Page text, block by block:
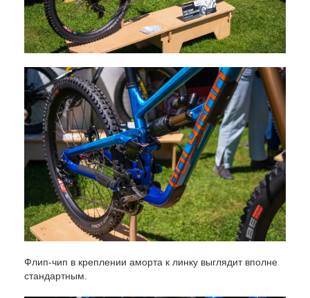
Флип-чип в креплении аморта к линку выглядит вполне
стандартным.